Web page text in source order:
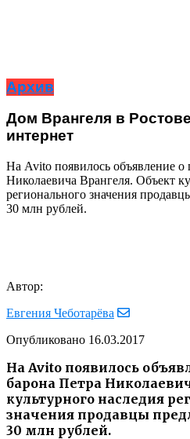
Архив
Дом Врангеля в
интернет
На Avitо появилось объявление о
Николаевича Врангеля. Объект
регионального значения
30 млн рублей.
Автор:
Евгения Чеботарёва
Опубликовано 16.03.2017
На Avitо появилось
барона Петра
культурного наследия
значения продавцы
30 млн рублей.